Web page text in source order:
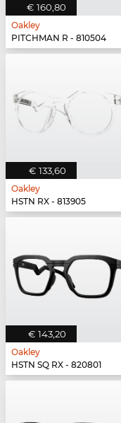
€ 160,80
Oakley
PITCHMAN R - 810504
€ 133,60
Oakley
HSTN RX - 813905
€ 143,20
Oakley
HSTN SQ RX - 820801